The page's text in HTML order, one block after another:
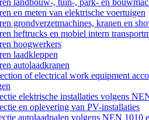
landbouw-, tuin-, park- en
en meten van elektrische voertuigen
grondverzetmachines, kranen en
heftrucks en mobiel intern
hoogwerkers
laadkleppen
autolaadkranen
of electrical work equipment
elektrische installaties volgens
en oplevering van PV-installaties
autolaadpalen volgens NEN 1010